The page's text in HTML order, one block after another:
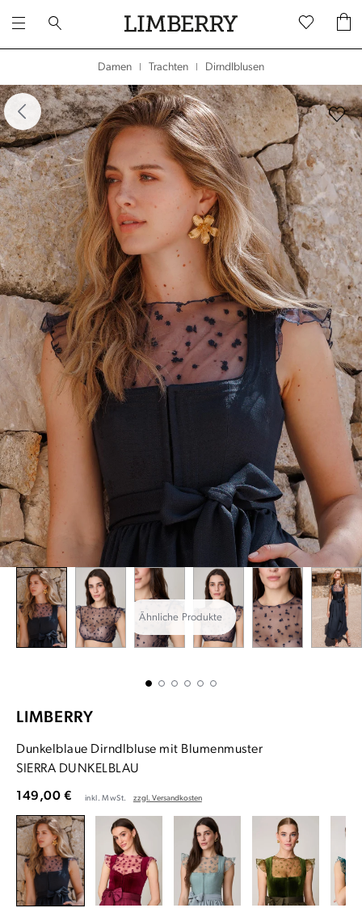
Damen Trachten Dirndlblusen
überspringen
Ähnliche Produkte
LIMBERRY
Dunkelblaue Dirndlbluse mit Blumenmuster
SIERRA DUNKELBLAU
149,00 € inkl. MwSt. zzgl. Versandkosten